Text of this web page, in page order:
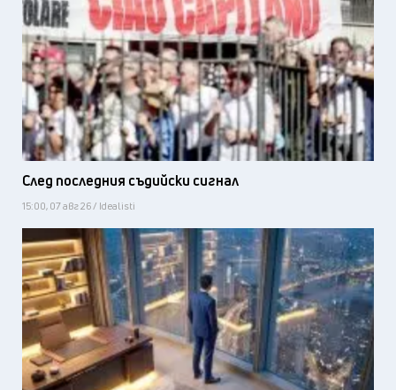
След последния съдийски сигнал
15:00, 07 авг 26 / Idealisti